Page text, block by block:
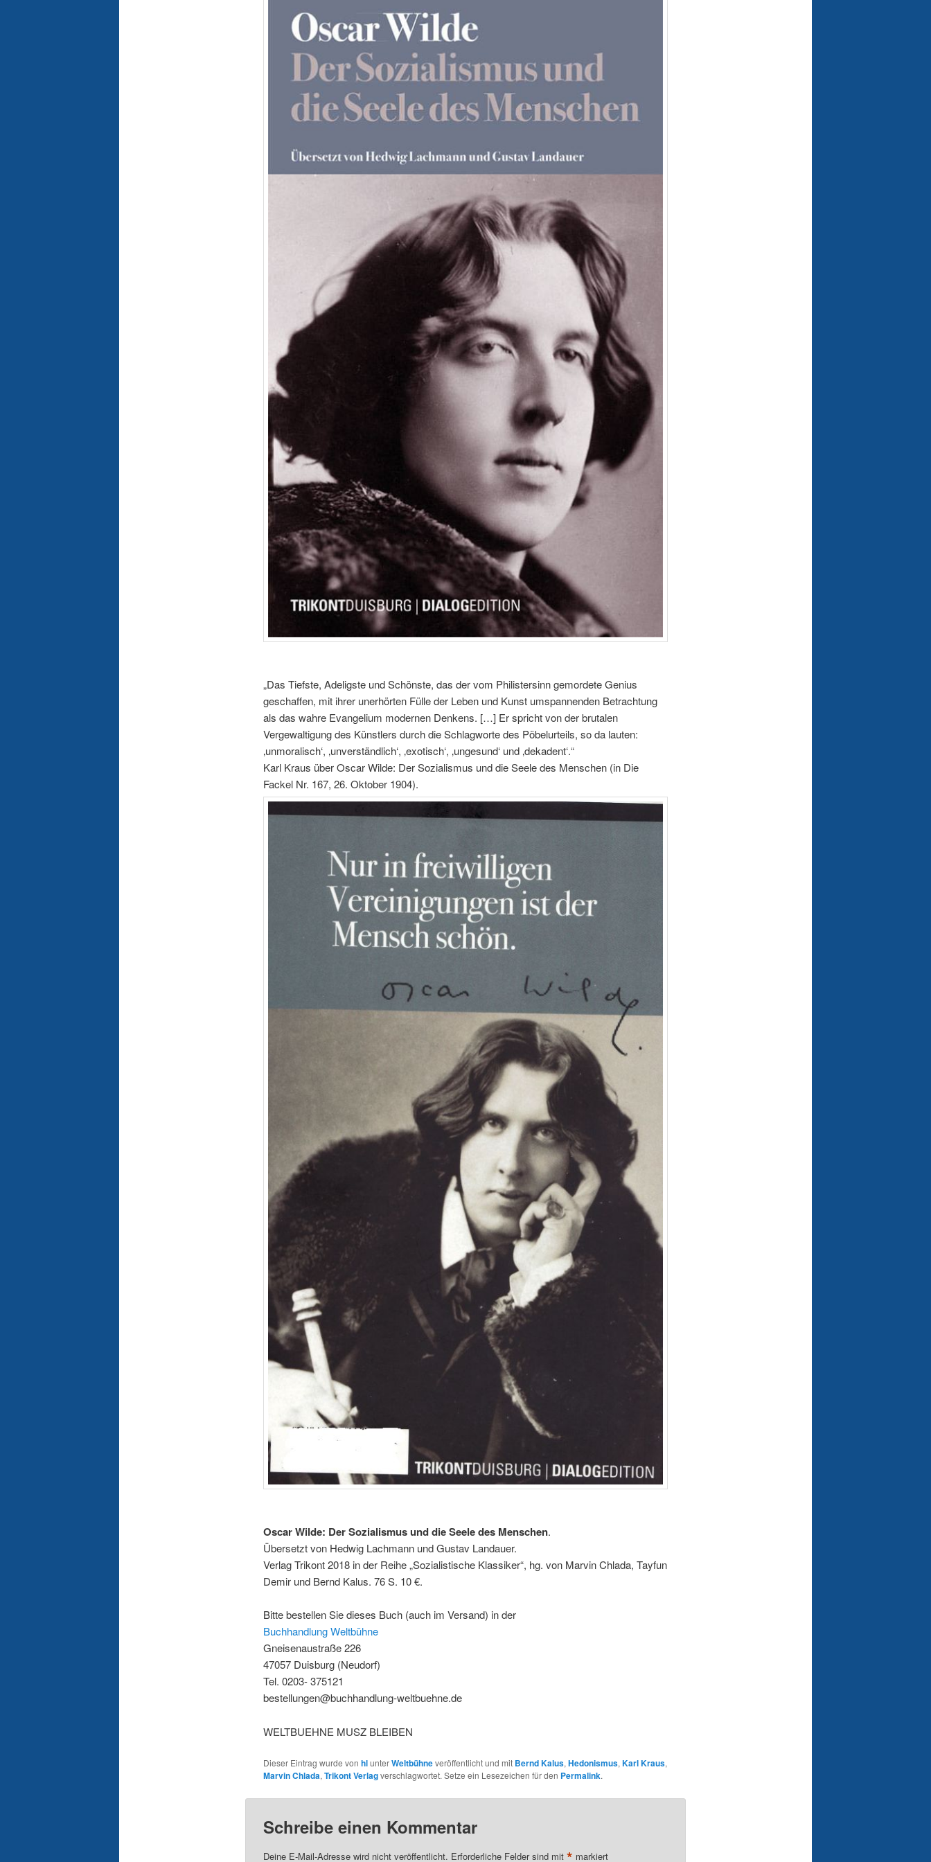
„Das Tiefste, Adeligste und Schönste, das der vom Philistersinn gemordete Genius
geschaffen, mit ihrer unerhörten Fülle der Leben und Kunst umspannenden Betrachtung
als das wahre Evangelium modernen Denkens. […] Er spricht von der brutalen
Vergewaltigung des Künstlers durch die Schlagworte des Pöbelurteils, so da lauten:
‚unmoralisch‘, ‚unverständlich‘, ‚exotisch‘, ‚ungesund‘ und ‚dekadent‘.“
Karl Kraus über Oscar Wilde: Der Sozialismus und die Seele des Menschen (in Die
Fackel Nr. 167, 26. Oktober 1904).
Oscar Wilde: Der Sozialismus und die Seele des Menschen.
Übersetzt von Hedwig Lachmann und Gustav Landauer.
Verlag Trikont 2018 in der Reihe „Sozialistische Klassiker“, hg. von Marvin Chlada, Tayfun
Demir und Bernd Kalus. 76 S. 10 €.
Bitte bestellen Sie dieses Buch (auch im Versand) in der
Buchhandlung Weltbühne
Gneisenaustraße 226
47057 Duisburg (Neudorf)
Tel. 0203- 375121
bestellungen@buchhandlung-weltbuehne.de
WELTBUEHNE MUSZ BLEIBEN
Dieser Eintrag wurde von hlunterWeltbühneveröffentlicht und mit Bernd Kalus, Hedonismus, Karl Kraus,
Marvin Chlada, Trikont Verlagverschlagwortet. Setze ein Lesezeichen für den Permalink.
Schreibe einen Kommentar
Deine E-Mail-Adresse wird nicht veröffentlicht. Erforderliche Felder sind mit * markiert